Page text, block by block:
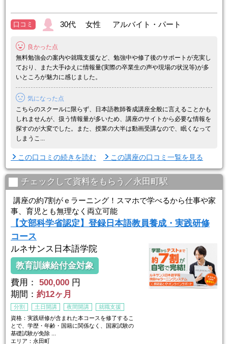
口コミ 30代 女性 アルバイト・パート
良かった点
無料勉強会の案内や就職支援など、勉強中や修了後のサポートが充実し
ており、また大手ゆえに情報量(実際の卒業生の声や現場の状況等)が多
いところが魅力に感じました。
気になった点
こちらのスクールに限らず、日本語教師養成講座全般に言えることかも
しれませんが、扱う情報量が多いため、講座のサイトから必要な情報を
探すのが大変でした。また、授業の大半は動画受講なので、眠くなって
しまうこ...
この口コミの続きを読む この講座の口コミ一覧を見る
チェックして資料をもらう／永田町駅
講座の約7割がｅラーニング！スマホで学べるから仕事や家
事、育児とも無理なく両立可能
【文部科学省認定】登録日本語教員養成・実践研修
コース
ルネサンス日本語学院
教育訓練給付金対象
費用：
500,000 円
期間： 約12ヶ月
分割 土日開講 夜間開講
就職支援
資格：実践研修が含まれた本コースを修了するこ
とで、学歴・年齢・国籍に関係なく、国家試験の
基礎試験が免除 ...
エリア：永田町